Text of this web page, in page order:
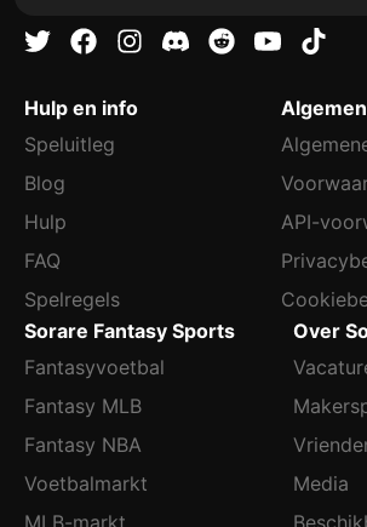
Hulp en info
Speluitleg
Blog
Hulp
FAQ
Spelregels
API-
Sorare Fantasy Sports
Fantasyvoetbal
Fantasy MLB
Fantasy NBA
Voetbalmarkt
MLB-markt
Over
Media